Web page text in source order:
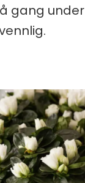
gang under